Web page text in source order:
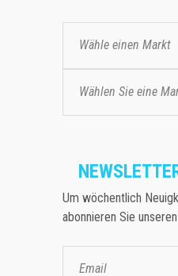
Wähle einen Markt
Wählen Sie eine
Um wöchentlich
abonnieren Sie